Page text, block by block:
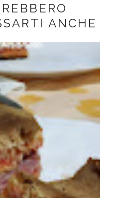
ANCHE